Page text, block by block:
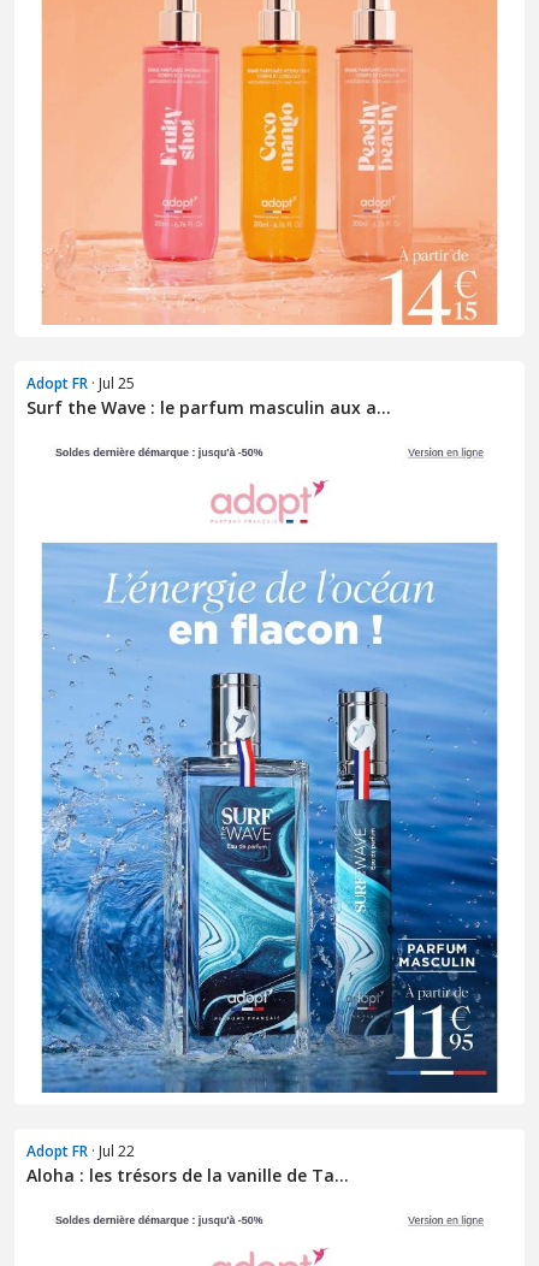
Adopt FR · Jul 25
Surf the Wave : le parfum masculin aux a...
Adopt FR · Jul 22
Aloha : les trésors de la vanille de Ta...